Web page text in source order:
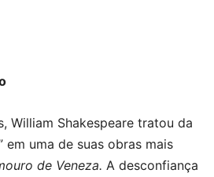
William Shakespeare tratou da
em uma de suas obras mais
de Veneza. A desconfiança